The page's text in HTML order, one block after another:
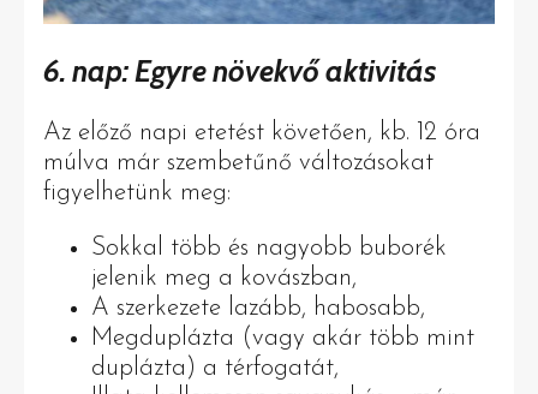
6. nap: Egyre növekvő aktivitás
Az előző napi etetést követően, kb. 12 óra
múlva már szembetűnő változásokat
figyelhetünk meg:
Sokkal több és nagyobb buborék
jelenik meg a kovászban,
A szerkezete lazább, habosabb,
Megduplázta (vagy akár több mint
duplázta) a térfogatát,